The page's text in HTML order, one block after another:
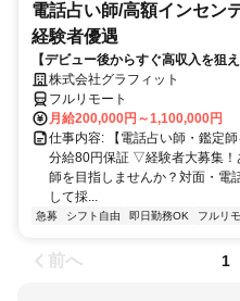
電話占い師/高額インセン
経験者優遇
【デビュー後からすぐ高収入を狙
トで占いのお仕事
株式会社グラフィット
フルリモート
月給200,000円～1,100,000円
仕事内容: 【電話占い師・鑑定
分給80円保証 ▽経験者大募集
師を目指しませんか？対面・電
して採...
急募 シフト自由 即日勤務OK フルリ
前へ 1